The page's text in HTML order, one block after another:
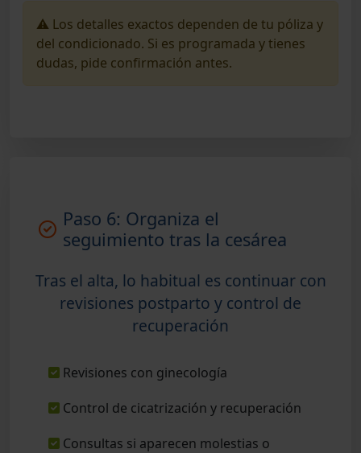
⚠️ Los detalles exactos dependen de tu póliza y
del condicionado. Si es programada y tienes
dudas, pide confirmación antes.
Paso 6: Organiza el
seguimiento tras la cesárea
Tras el alta, lo habitual es continuar con
revisiones postparto y control de
recuperación
Revisiones con ginecología
Control de cicatrización y recuperación
Consultas si aparecen molestias o